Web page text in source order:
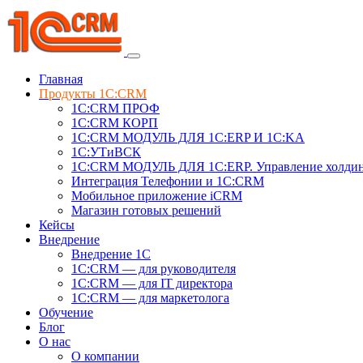
Главная
Продукты 1C:CRM
1С:CRM ПРОФ
1С:CRM КОРП
1С:CRM МОДУЛЬ ДЛЯ 1C:ERP И 1C:KA
1C:УТиВСК
1С:CRM МОДУЛЬ ДЛЯ 1C:ERP. Управление
Интеграция Телефонии и 1C:CRM
Мобильное приложение iCRM
Магазин готовых решений
Кейсы
Внедрение
Внедрение 1C
1С:CRM — для руководителя
1С:CRM — для IT директора
1С:CRM — для маркетолога
Обучение
Блог
О нас
О компании